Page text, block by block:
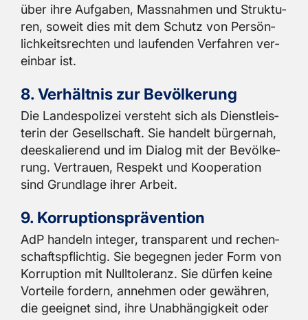
über ihre Auf­ga­ben, Mass­nah­men und Struk­tu­
ren, so­weit dies mit dem Schutz von Per­sön­
lich­keits­rech­ten und lau­fen­den Ver­fah­ren ver­
ein­bar ist.
8. Ver­hält­nis zur Be­völ­ke­rung
Die Lan­des­po­li­zei ver­steht sich als Dienst­leis­
te­rin der Ge­sell­schaft. Sie han­delt bür­ger­nah,
de­es­ka­lie­rend und im Dia­log mit der Be­völ­ke­
rung. Ver­trau­en, Re­spekt und Ko­ope­ra­ti­on
sind Grund­la­ge ihrer Ar­beit.
9. Kor­rup­ti­ons­prä­ven­ti­on
AdP han­deln in­te­ger, trans­pa­rent und re­chen­
schafts­pflich­tig. Sie be­geg­nen jeder Form von
Kor­rup­ti­on mit Null­to­le­ranz. Sie dür­fen keine
Vor­tei­le for­dern, an­neh­men oder ge­wäh­ren,
die ge­eig­net sind, ihre Un­ab­hän­gig­keit oder